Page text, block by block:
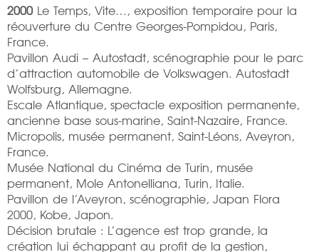
2000 Le Temps, Vite…, exposition temporaire pour la
réouverture du Centre Georges-Pompidou, Paris,
France.
Pavillon Audi – Autostadt, scénographie pour le parc
d’attraction automobile de Volkswagen. Autostadt
Wolfsburg, Allemagne.
Escale Atlantique, spectacle exposition permanente,
ancienne base sous-marine, Saint-Nazaire, France.
Micropolis, musée permanent, Saint-Léons, Aveyron,
France.
Musée National du Cinéma de Turin, musée
permanent, Mole Antonelliana, Turin, Italie.
Pavillon de l’Aveyron, scénographie, Japan Flora
2000, Kobe, Japon.
Décision brutale : L’agence est trop grande, la
création lui échappant au profit de la gestion,